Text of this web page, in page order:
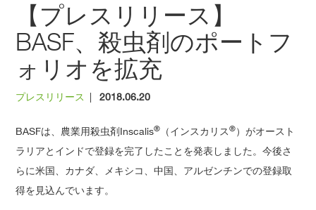
【プレスリリース】
BASF、殺虫剤のポートフ
ォリオを拡充
プレスリリース | 2018.06.20
BASFは、農業用殺虫剤Inscalis® （インスカリス®）がオースト
ラリアとインドで登録を完了したことを発表しました。今後さ
らに米国、カナダ、メキシコ、中国、アルゼンチンでの登録取
得を見込んでいます。